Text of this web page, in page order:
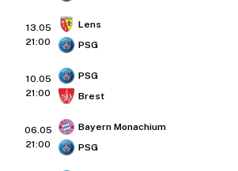
13.05
21:00
Lens
PSG
10.05
21:00
PSG
Brest
06.05
21:00
Bayern Monachium
PSG